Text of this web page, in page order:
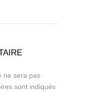
ne sera pas
sont indiqués